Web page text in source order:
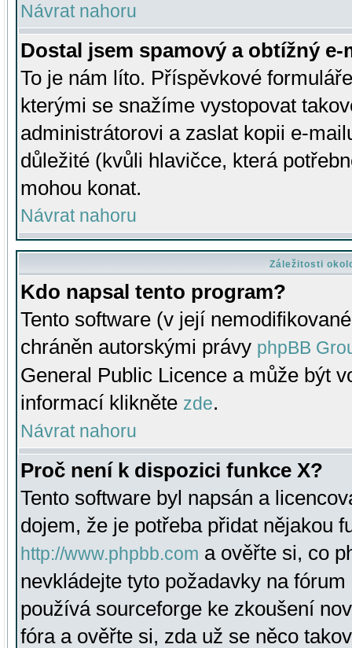
Návrat nahoru
Dostal jsem spamový a obtížný
To je nám líto. Příspěvkové
kterými se snažíme vystopovat
administrátorovi a zaslat kopii e-
důležité (kvůli hlavičce, která
mohou konat.
Návrat nahoru
Záležitosti
Kdo napsal tento program?
Tento software (v její
chráněn autorskými právy phpBB
General Public Licence a může být
informací klikněte zde.
Návrat nahoru
Proč není k dispozici funkce X?
Tento software byl napsán a
dojem, že je potřeba přidat nějakou
http://www.phpbb.com a ověřte si, co
nevkládejte tyto požadavky na
používá sourceforge ke zkoušení
fóra a ověřte si, zda už se něco